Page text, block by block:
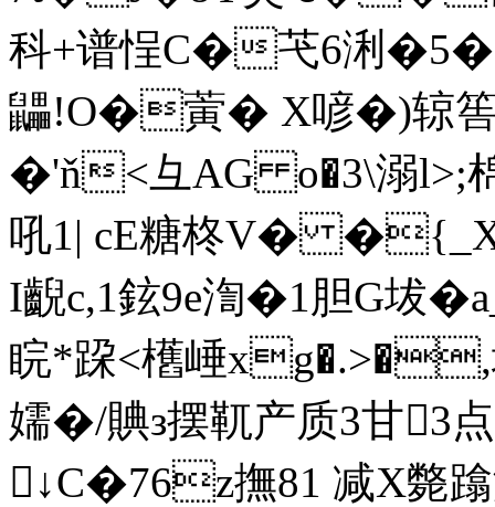
科+谱悜C�芅6浰�5�
鼺!O�蔩� X喭�)辌筶
�'ň<彑AG o�3\溺l>;
吼1| cE糖柊V�
I齯c,1鉉9e渹�1胆G坺
睆*跥<欍崜xg�.>�,
嬬�/賟з摆靰产质3甘3
↓C�76z撫 81 减X斃蹹